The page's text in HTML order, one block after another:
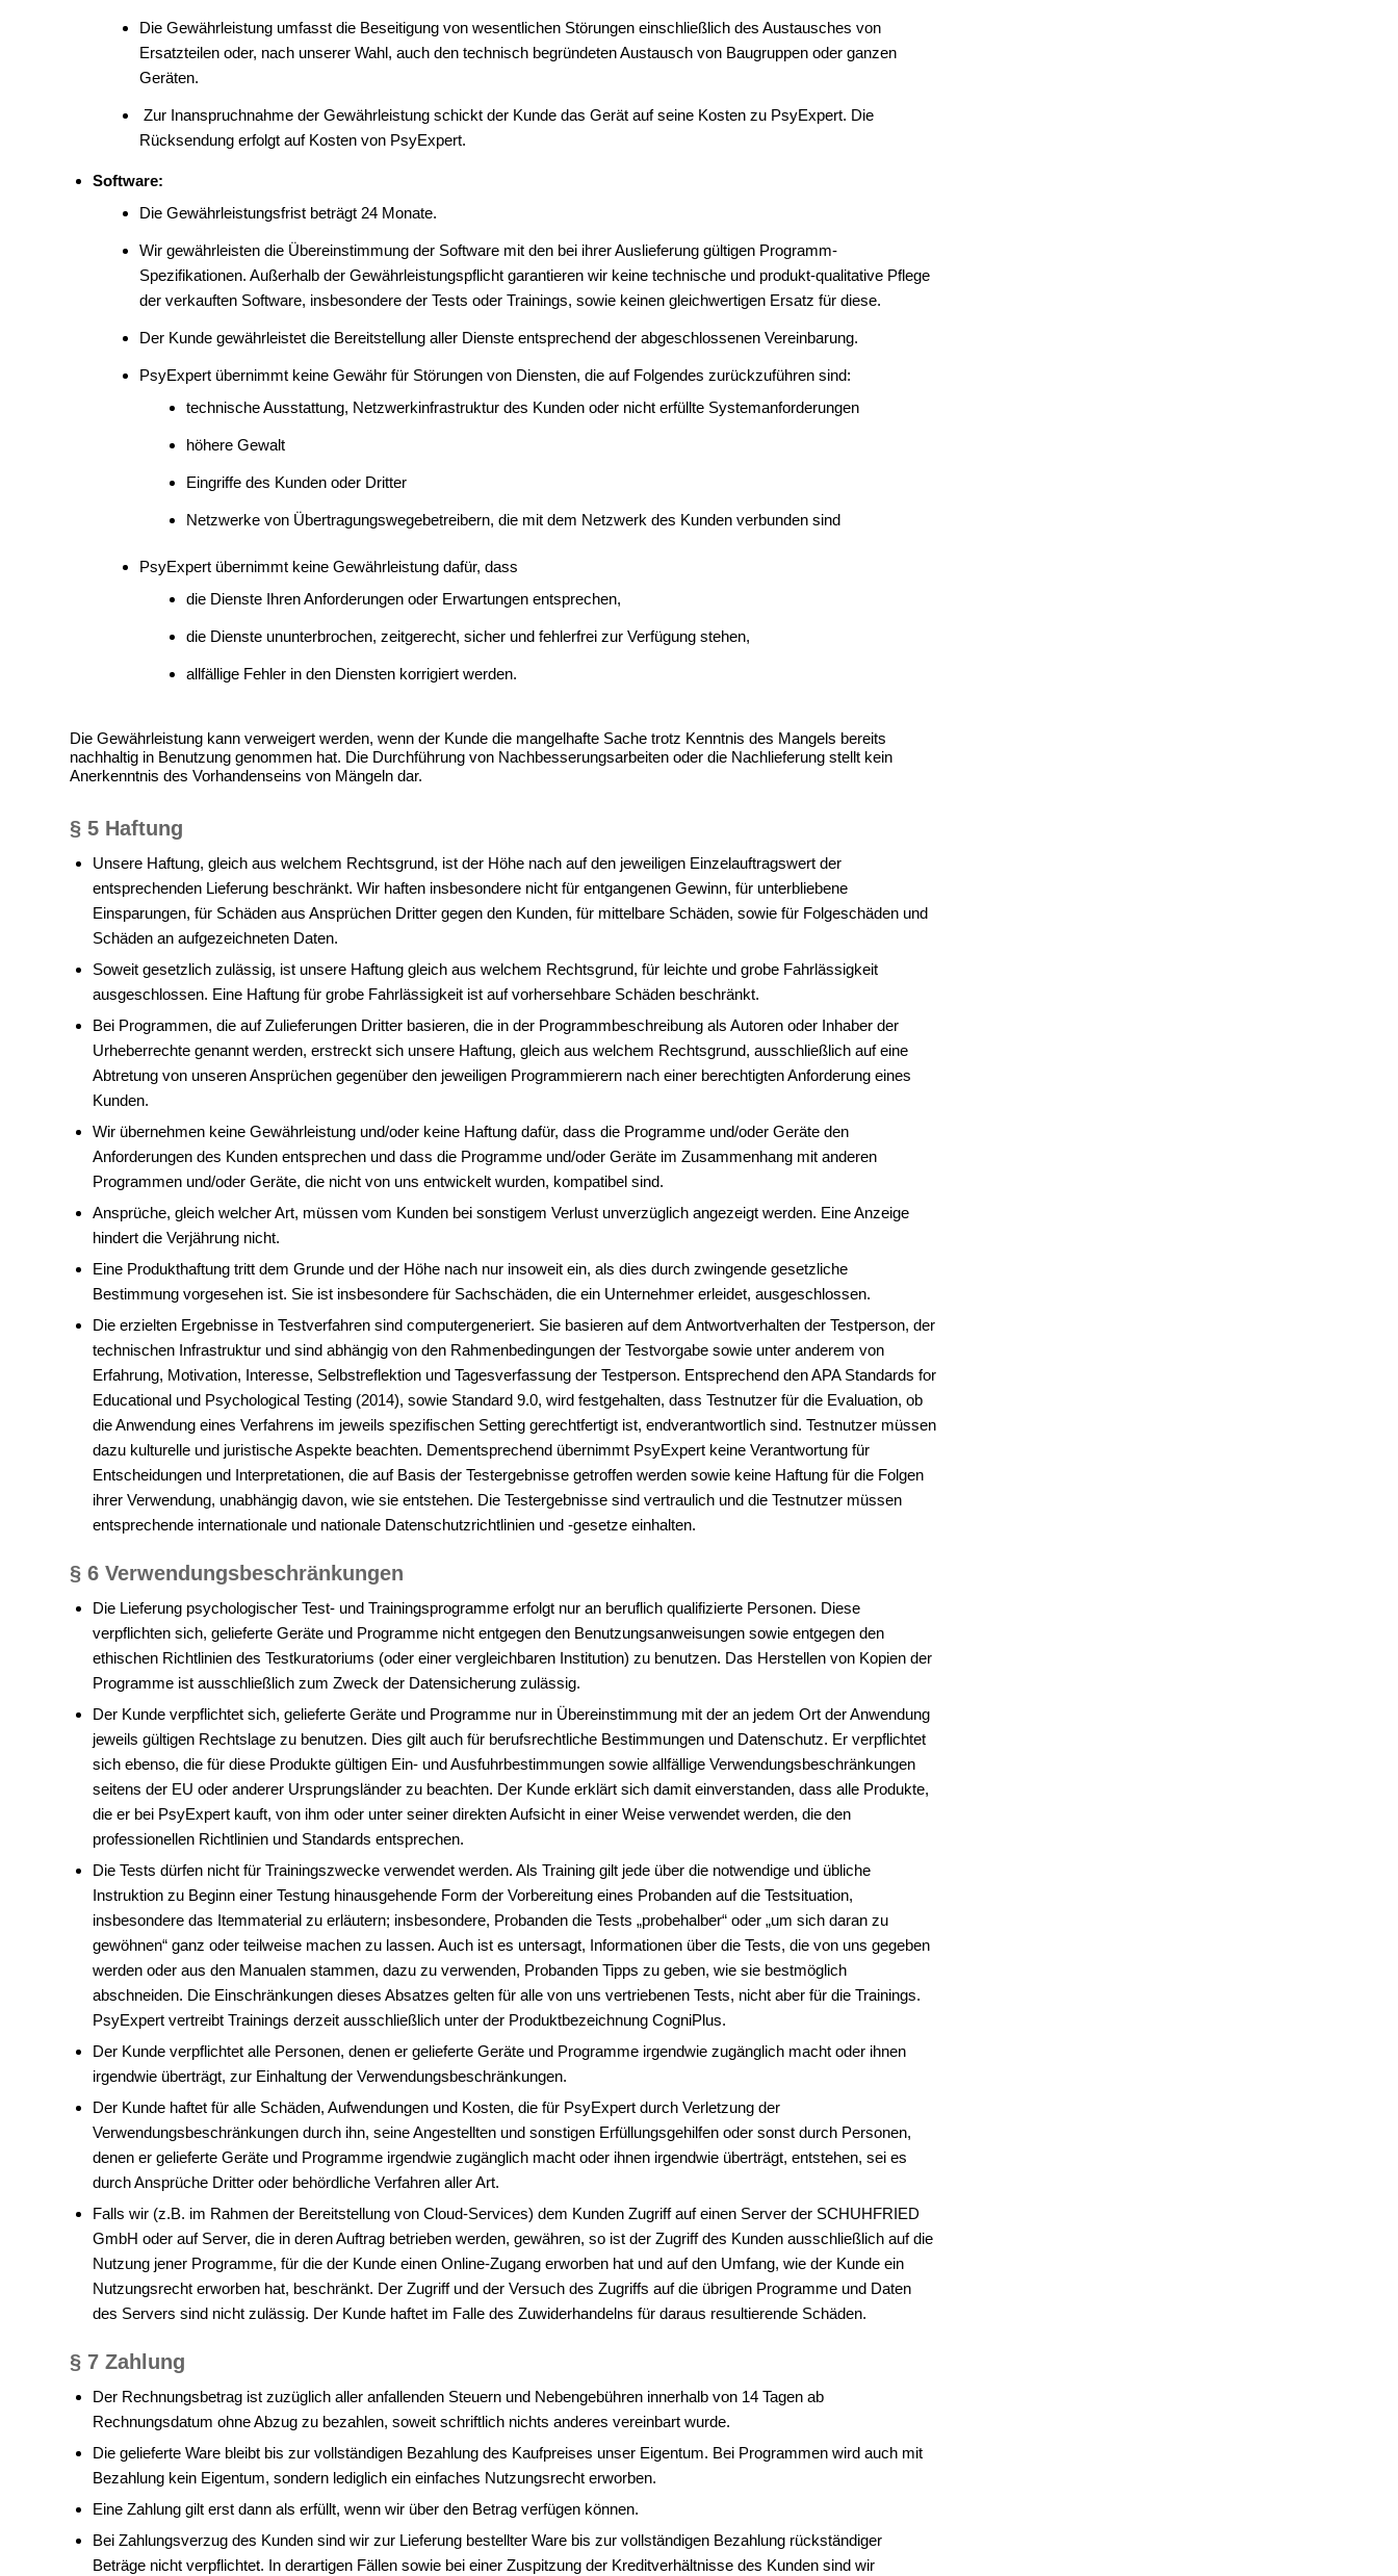
Die Gewährleistung umfasst die Beseitigung von wesentlichen Störungen einschließlich des Austausches von
Ersatzteilen oder, nach unserer Wahl, auch den technisch begründeten Austausch von Baugruppen oder ganzen
Geräten.
Zur Inanspruchnahme der Gewährleistung schickt der Kunde das Gerät auf seine Kosten zu PsyExpert. Die
Rücksendung erfolgt auf Kosten von PsyExpert.
Software:
Die Gewährleistungsfrist beträgt 24 Monate.
Wir gewährleisten die Übereinstimmung der Software mit den bei ihrer Auslieferung gültigen Programm-
Spezifikationen. Außerhalb der Gewährleistungspflicht garantieren wir keine technische und produkt-qualitative Pflege
der verkauften Software, insbesondere der Tests oder Trainings, sowie keinen gleichwertigen Ersatz für diese.
Der Kunde gewährleistet die Bereitstellung aller Dienste entsprechend der abgeschlossenen Vereinbarung.
PsyExpert übernimmt keine Gewähr für Störungen von Diensten, die auf Folgendes zurückzuführen sind:
technische Ausstattung, Netzwerkinfrastruktur des Kunden oder nicht erfüllte Systemanforderungen
höhere Gewalt
Eingriffe des Kunden oder Dritter
Netzwerke von Übertragungswegebetreibern, die mit dem Netzwerk des Kunden verbunden sind
PsyExpert übernimmt keine Gewährleistung dafür, dass
die Dienste Ihren Anforderungen oder Erwartungen entsprechen,
die Dienste ununterbrochen, zeitgerecht, sicher und fehlerfrei zur Verfügung stehen,
allfällige Fehler in den Diensten korrigiert werden.
Die Gewährleistung kann verweigert werden, wenn der Kunde die mangelhafte Sache trotz Kenntnis des Mangels bereits
nachhaltig in Benutzung genommen hat. Die Durchführung von Nachbesserungsarbeiten oder die Nachlieferung stellt kein
Anerkenntnis des Vorhandenseins von Mängeln dar.
§ 5 Haftung
Unsere Haftung, gleich aus welchem Rechtsgrund, ist der Höhe nach auf den jeweiligen Einzelauftragswert der
entsprechenden Lieferung beschränkt. Wir haften insbesondere nicht für entgangenen Gewinn, für unterbliebene
Einsparungen, für Schäden aus Ansprüchen Dritter gegen den Kunden, für mittelbare Schäden, sowie für Folgeschäden und
Schäden an aufgezeichneten Daten.
Soweit gesetzlich zulässig, ist unsere Haftung gleich aus welchem Rechtsgrund, für leichte und grobe Fahrlässigkeit
ausgeschlossen. Eine Haftung für grobe Fahrlässigkeit ist auf vorhersehbare Schäden beschränkt.
Bei Programmen, die auf Zulieferungen Dritter basieren, die in der Programmbeschreibung als Autoren oder Inhaber der
Urheberrechte genannt werden, erstreckt sich unsere Haftung, gleich aus welchem Rechtsgrund, ausschließlich auf eine
Abtretung von unseren Ansprüchen gegenüber den jeweiligen Programmierern nach einer berechtigten Anforderung eines
Kunden.
Wir übernehmen keine Gewährleistung und/oder keine Haftung dafür, dass die Programme und/oder Geräte den
Anforderungen des Kunden entsprechen und dass die Programme und/oder Geräte im Zusammenhang mit anderen
Programmen und/oder Geräte, die nicht von uns entwickelt wurden, kompatibel sind.
Ansprüche, gleich welcher Art, müssen vom Kunden bei sonstigem Verlust unverzüglich angezeigt werden. Eine Anzeige
hindert die Verjährung nicht.
Eine Produkthaftung tritt dem Grunde und der Höhe nach nur insoweit ein, als dies durch zwingende gesetzliche
Bestimmung vorgesehen ist. Sie ist insbesondere für Sachschäden, die ein Unternehmer erleidet, ausgeschlossen.
Die erzielten Ergebnisse in Testverfahren sind computergeneriert. Sie basieren auf dem Antwortverhalten der Testperson, der
technischen Infrastruktur und sind abhängig von den Rahmenbedingungen der Testvorgabe sowie unter anderem von
Erfahrung, Motivation, Interesse, Selbstreflektion und Tagesverfassung der Testperson. Entsprechend den APA Standards for
Educational und Psychological Testing (2014), sowie Standard 9.0, wird festgehalten, dass Testnutzer für die Evaluation, ob
die Anwendung eines Verfahrens im jeweils spezifischen Setting gerechtfertigt ist, endverantwortlich sind. Testnutzer müssen
dazu kulturelle und juristische Aspekte beachten. Dementsprechend übernimmt PsyExpert keine Verantwortung für
Entscheidungen und Interpretationen, die auf Basis der Testergebnisse getroffen werden sowie keine Haftung für die Folgen
ihrer Verwendung, unabhängig davon, wie sie entstehen. Die Testergebnisse sind vertraulich und die Testnutzer müssen
entsprechende internationale und nationale Datenschutzrichtlinien und -gesetze einhalten.
§ 6 Verwendungsbeschränkungen
Die Lieferung psychologischer Test- und Trainingsprogramme erfolgt nur an beruflich qualifizierte Personen. Diese
verpflichten sich, gelieferte Geräte und Programme nicht entgegen den Benutzungsanweisungen sowie entgegen den
ethischen Richtlinien des Testkuratoriums (oder einer vergleichbaren Institution) zu benutzen. Das Herstellen von Kopien der
Programme ist ausschließlich zum Zweck der Datensicherung zulässig.
Der Kunde verpflichtet sich, gelieferte Geräte und Programme nur in Übereinstimmung mit der an jedem Ort der Anwendung
jeweils gültigen Rechtslage zu benutzen. Dies gilt auch für berufsrechtliche Bestimmungen und Datenschutz. Er verpflichtet
sich ebenso, die für diese Produkte gültigen Ein- und Ausfuhrbestimmungen sowie allfällige Verwendungsbeschränkungen
seitens der EU oder anderer Ursprungsländer zu beachten. Der Kunde erklärt sich damit einverstanden, dass alle Produkte,
die er bei PsyExpert kauft, von ihm oder unter seiner direkten Aufsicht in einer Weise verwendet werden, die den
professionellen Richtlinien und Standards entsprechen.
Die Tests dürfen nicht für Trainingszwecke verwendet werden. Als Training gilt jede über die notwendige und übliche
Instruktion zu Beginn einer Testung hinausgehende Form der Vorbereitung eines Probanden auf die Testsituation,
insbesondere das Itemmaterial zu erläutern; insbesondere, Probanden die Tests „probehalber“ oder „um sich daran zu
gewöhnen“ ganz oder teilweise machen zu lassen. Auch ist es untersagt, Informationen über die Tests, die von uns gegeben
werden oder aus den Manualen stammen, dazu zu verwenden, Probanden Tipps zu geben, wie sie bestmöglich
abschneiden. Die Einschränkungen dieses Absatzes gelten für alle von uns vertriebenen Tests, nicht aber für die Trainings.
PsyExpert vertreibt Trainings derzeit ausschließlich unter der Produktbezeichnung CogniPlus.
Der Kunde verpflichtet alle Personen, denen er gelieferte Geräte und Programme irgendwie zugänglich macht oder ihnen
irgendwie überträgt, zur Einhaltung der Verwendungsbeschränkungen.
Der Kunde haftet für alle Schäden, Aufwendungen und Kosten, die für PsyExpert durch Verletzung der
Verwendungsbeschränkungen durch ihn, seine Angestellten und sonstigen Erfüllungsgehilfen oder sonst durch Personen,
denen er gelieferte Geräte und Programme irgendwie zugänglich macht oder ihnen irgendwie überträgt, entstehen, sei es
durch Ansprüche Dritter oder behördliche Verfahren aller Art.
Falls wir (z.B. im Rahmen der Bereitstellung von Cloud-Services) dem Kunden Zugriff auf einen Server der SCHUHFRIED
GmbH oder auf Server, die in deren Auftrag betrieben werden, gewähren, so ist der Zugriff des Kunden ausschließlich auf die
Nutzung jener Programme, für die der Kunde einen Online-Zugang erworben hat und auf den Umfang, wie der Kunde ein
Nutzungsrecht erworben hat, beschränkt. Der Zugriff und der Versuch des Zugriffs auf die übrigen Programme und Daten
des Servers sind nicht zulässig. Der Kunde haftet im Falle des Zuwiderhandelns für daraus resultierende Schäden.
§ 7 Zahlung
Der Rechnungsbetrag ist zuzüglich aller anfallenden Steuern und Nebengebühren innerhalb von 14 Tagen ab
Rechnungsdatum ohne Abzug zu bezahlen, soweit schriftlich nichts anderes vereinbart wurde.
Die gelieferte Ware bleibt bis zur vollständigen Bezahlung des Kaufpreises unser Eigentum. Bei Programmen wird auch mit
Bezahlung kein Eigentum, sondern lediglich ein einfaches Nutzungsrecht erworben.
Eine Zahlung gilt erst dann als erfüllt, wenn wir über den Betrag verfügen können.
Bei Zahlungsverzug des Kunden sind wir zur Lieferung bestellter Ware bis zur vollständigen Bezahlung rückständiger
Beträge nicht verpflichtet. In derartigen Fällen sowie bei einer Zuspitzung der Kreditverhältnisse des Kunden sind wir